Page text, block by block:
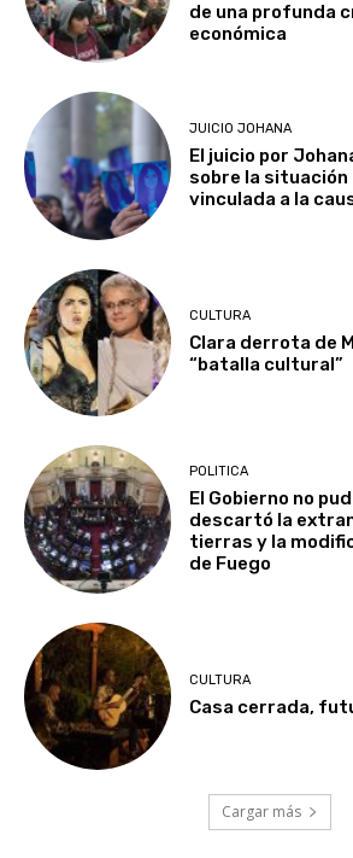
de una profunda
económica
JUICIO JOHANA
El juicio por
sobre la situación
vinculada a la
CULTURA
Clara derrota de
“batalla cultural”
POLITICA
El Gobierno no
descartó la
tierras y la
de Fuego
CULTURA
Casa cerrada,
Cargar más